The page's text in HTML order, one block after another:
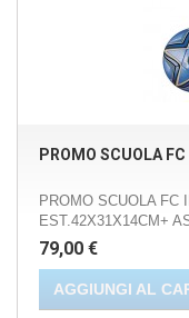
PROMO SCUOLA
PROMO SCUOLA FC
EST.42X31X14CM+
79,00 €
AGGIUNGI AL